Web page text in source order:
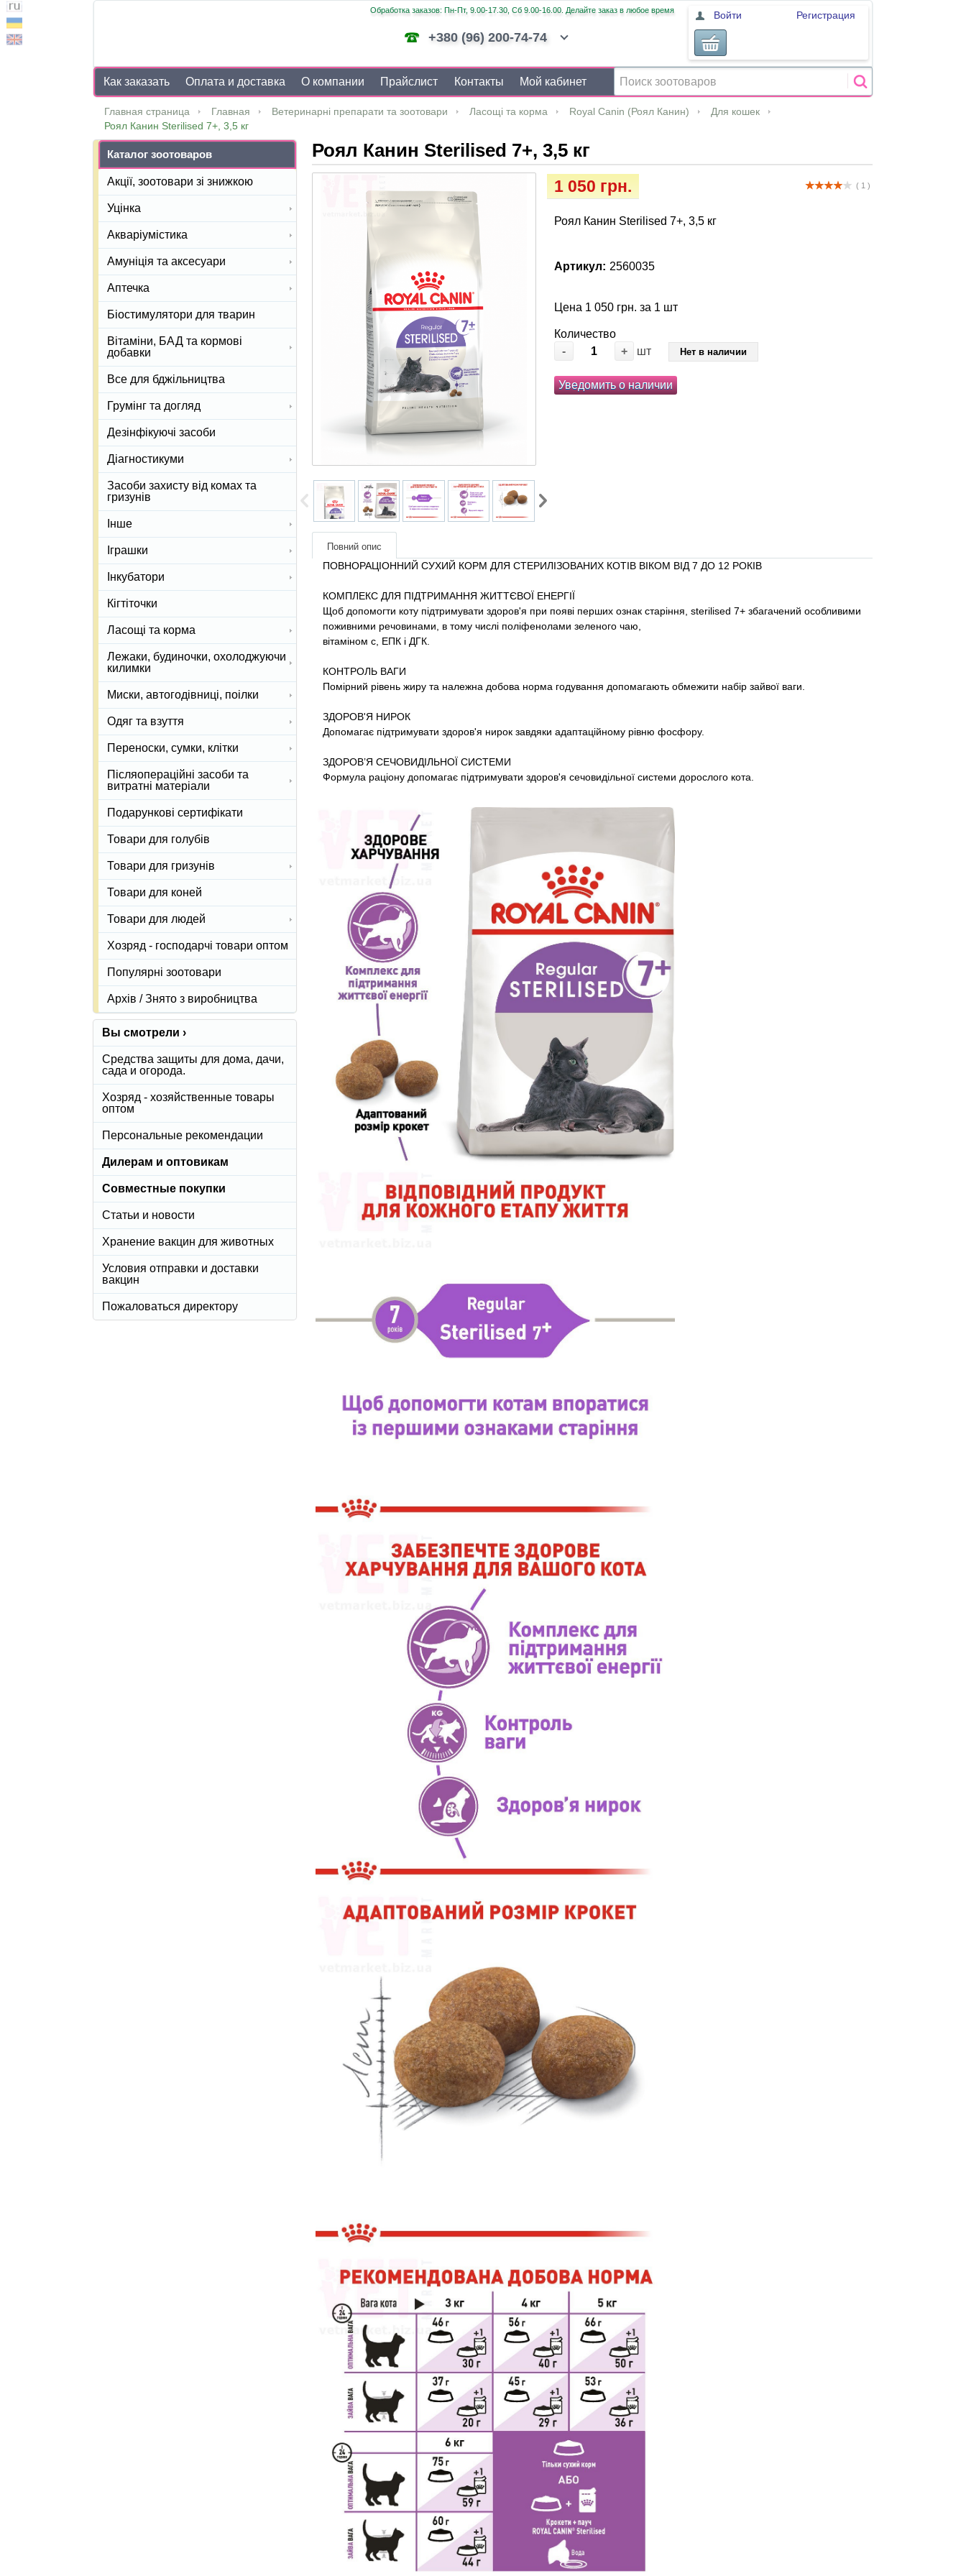
Обработка заказов: Пн-Пт, 9.00-17.30, Сб 9.00-16.00. Делайте заказ в любое время
+380 (96) 200-74-74
Войти Регистрация
Как заказать Оплата и доставка О компании Прайслист Контакты Мой кабинет
Главная страница Главная Ветеринарні препарати та зоотовари Ласощі та корма Royal Canin (Роял Канин)
Для кошек
Роял Канин Sterilised 7+, 3,5 кг
Роял Канин Sterilised 7+, 3,5 кг
( 1 )
1 050 грн.
Роял Канин Sterilised 7+, 3,5 кг
Артикул: 2560035
Цена 1 050 грн. за 1 шт
Количество
-
+ шт Нет в наличии
Уведомить о наличии
Повний опис
ПОВНОРАЦIОННИЙ СУХИЙ КОРМ ДЛЯ СТЕРИЛІЗОВАНИХ КОТІВ ВІКОМ ВІД 7 ДО 12 РОКІВ
КОМПЛЕКС ДЛЯ ПІДТРИМАННЯ ЖИТТЄВОЇ ЕНЕРГІЇ
Щоб допомогти коту підтримувати здоров'я при появі перших ознак старіння, sterilised 7+ збагачений особливими
поживними речовинами, в тому числі поліфенолами зеленого чаю,
вітаміном с, ЕПК і ДГК.
КОНТРОЛЬ ВАГИ
Помірний рівень жиру та належна добова норма годування допомагають обмежити набір зайвої ваги.
ЗДОРОВ'Я НИРОК
Допомагає підтримувати здоров'я нирок завдяки адаптаційному рівню фосфору.
ЗДОРОВ’Я СЕЧОВИДІЛЬНОЇ СИСТЕМИ
Формула раціону допомагає підтримувати здоров'я сечовидільної системи дорослого кота.
Каталог зоотоваров
Акції, зоотовари зі знижкою
Уцінка
Акваріумістика
Амуніція та аксесуари
Аптечка
Біостимулятори для тварин
Вітаміни, БАД та кормові
добавки
Все для бджільництва
Грумінг та догляд
Дезінфікуючі засоби
Діагностикуми
Засоби захисту від комах та
гризунів
Інше
Іграшки
Інкубатори
Кігтіточки
Ласощі та корма
Лежаки, будиночки, охолоджуючи
килимки
Миски, автогодівниці, поілки
Одяг та взуття
Переноски, сумки, клітки
Післяопераційні засоби та
витратні матеріали
Подарункові сертифікати
Товари для голубів
Товари для гризунів
Товари для коней
Товари для людей
Хозряд - господарчі товари оптом
Популярні зоотовари
Архів / Знято з виробництва
Вы смотрели ›
Средства защиты для дома, дачи,
сада и огорода.
Хозряд - хозяйственные товары
оптом
Персональные рекомендации
Дилерам и оптовикам
Совместные покупки
Статьи и новости
Хранение вакцин для животных
Условия отправки и доставки
вакцин
Пожаловаться директору